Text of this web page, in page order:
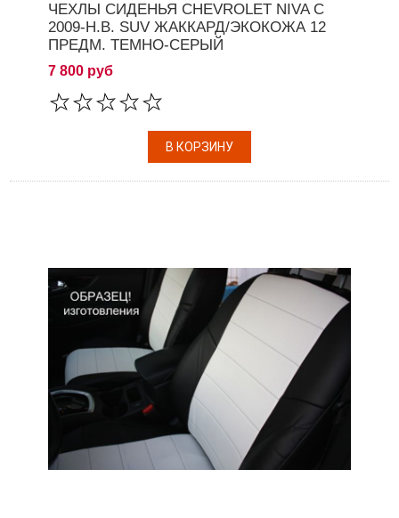
ЧЕХЛЫ СИДЕНЬЯ CHEVROLET NIVA C
2009-Н.В. SUV ЖАККАРД/ЭКОКОЖА 12
ПРЕДМ. ТЕМНО-СЕРЫЙ
7 800 руб